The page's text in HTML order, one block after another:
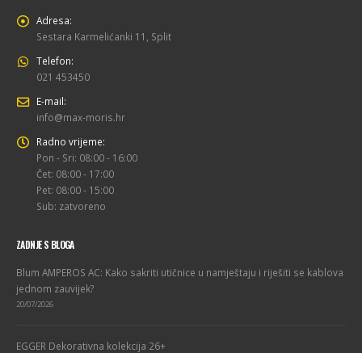
Adresa:
Sestara Karmelićanki 11, Split
Telefon:
021 453450
E-mail:
info@max-moris.hr
Radno vrijeme:
Pon - Sri: 08:00 - 16:00
Čet: 08:00 - 17:00
Pet: 08:00 - 15:00
Sub: zatvoreno
ZADNJE S BLOGA
Blum AMPEROS AC: Kako sakriti utičnice u namještaju i riješiti se kablova
jednom zauvijek?
20/07/2026
EGGER Dekorativna kolekcija 26+